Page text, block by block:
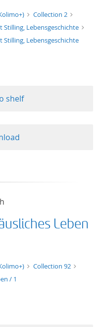
Collection 2
Stilling, Lebensgeschichte
Stilling, Lebensgeschichte
shelf
Leben
Collection 92
/ 1